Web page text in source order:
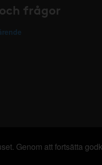
frågor
Genom att fortsätta